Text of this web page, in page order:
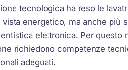
tecnologica ha reso le
vista energetico, ma anche più
elettronica. Per questo
richiedono competenze
adeguati.